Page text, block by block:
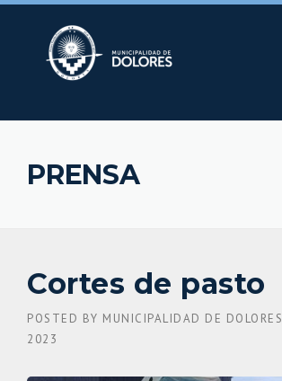
Skip
PRENSA
Cortes de pasto
POSTED BY MUNICIPALIDAD DE DOLORES
2023